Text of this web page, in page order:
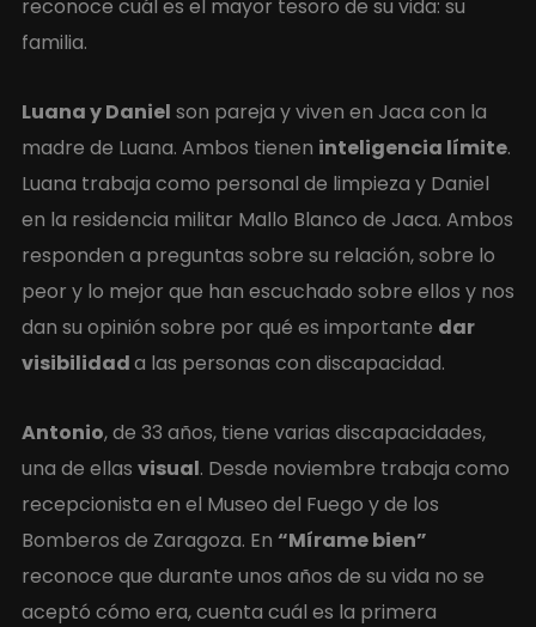
reconoce cuál es el mayor tesoro de su vida: su
familia.
Luana y Daniel son pareja y viven en Jaca con la
madre de Luana. Ambos tienen inteligencia límite.
Luana trabaja como personal de limpieza y Daniel
en la residencia militar Mallo Blanco de Jaca. Ambos
responden a preguntas sobre su relación, sobre lo
peor y lo mejor que han escuchado sobre ellos y nos
dan su opinión sobre por qué es importante dar
visibilidada las personas con discapacidad.
Antonio, de 33 años, tiene varias discapacidades,
una de ellas visual. Desde noviembre trabaja como
recepcionista en el Museo del Fuego y de los
Bomberos de Zaragoza. En “Mírame bien”
reconoce que durante unos años de su vida no se
aceptó cómo era, cuenta cuál es la primera